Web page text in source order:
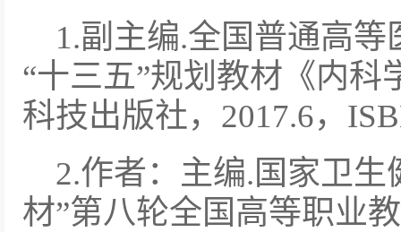
1.副主编.全国普通高
“十三五”规划教材《内
科技出版社，2017.6，
2.作者：主编.国家卫
材”第八轮全国高等职业